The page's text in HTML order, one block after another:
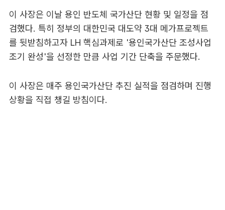
이 사장은 이날 용인 반도체 국가산단 현황 및 일정을 점
검했다. 특히 정부의 대한민국 대도약 3대 메가프로젝트
를 뒷받침하고자 LH 핵심과제로 '용인국가산단 조성사업
조기 완성'을 선정한 만큼 사업 기간 단축을 주문했다.
이 사장은 매주 용인국가산단 추진 실적을 점검하며 진행
상황을 직접 챙길 방침이다.